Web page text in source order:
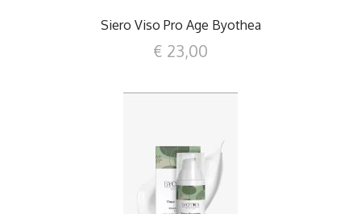
Siero Viso Pro Age Byothea
€ 23,00
DETTAGLI